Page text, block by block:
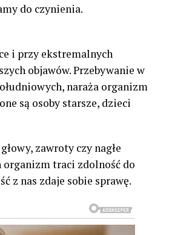
do czynienia.
i przy ekstremalnych
objawów. Przebywanie w
naraża organizm
są osoby starsze, dzieci
zawroty czy nagłe
organizm traci zdolność do
z nas zdaje sobie sprawę.